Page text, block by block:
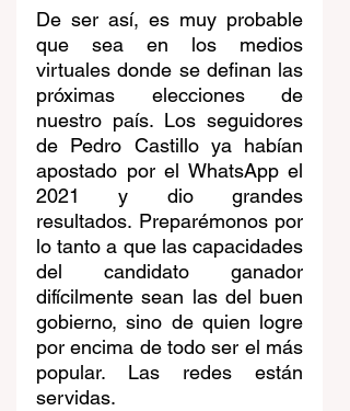
De ser así, es muy probable
que sea en los medios
virtuales donde se definan las
próximas elecciones de
nuestro país. Los seguidores
de Pedro Castillo ya habían
apostado por el WhatsApp el
2021 y dio grandes
resultados. Preparémonos por
lo tanto a que las capacidades
del candidato ganador
difícilmente sean las del buen
gobierno, sino de quien logre
por encima de todo ser el más
popular. Las redes están
servidas.